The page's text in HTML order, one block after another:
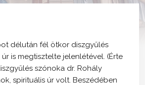
délután fél ötkor diszgyűlés
is megtisztelte jelenlétével. (Érte
szónoka dr. Rohály
spirituális úr volt. Beszédében